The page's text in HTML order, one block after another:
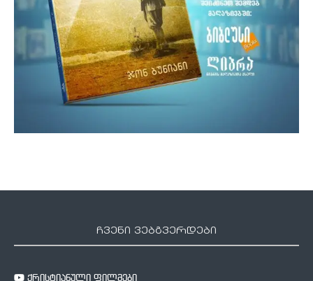
ჩვენი ვებგვერდები
ქრისტიანული ფილმები